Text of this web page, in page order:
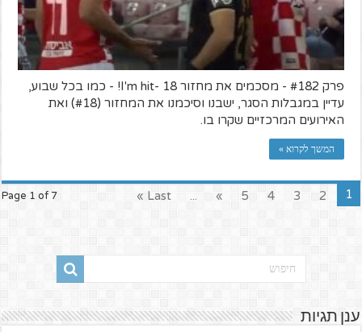
פרק #182 - מסכמים את מחזור 18 -I'm hit! - כמו בכל שבוע,
עדיין במגבלות הסגר, ישבנו וסיכמנו את המחזור (#18) ואת
האירועים המרכזיים שקרו בו.
המשך לקרוא »
Page 1 of 7 1
2
3
4
5
»
...
Last »
ענן תגיות